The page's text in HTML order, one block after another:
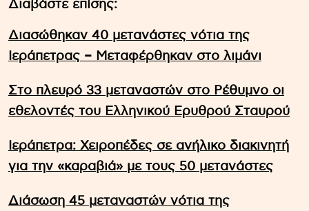
Διαβάστε επίσης:
Διασώθηκαν 40 μετανάστες νότια της
Ιεράπετρας – Μεταφέρθηκαν στο λιμάνι
Στο πλευρό 33 μεταναστών στο Ρέθυμνο οι
εθελοντές του Ελληνικού Ερυθρού Σταυρού
Ιεράπετρα: Χειροπέδες σε ανήλικο διακινητή
για την «καραβιά» με τους 50 μετανάστες
Διάσωση 45 μεταναστών νότια της